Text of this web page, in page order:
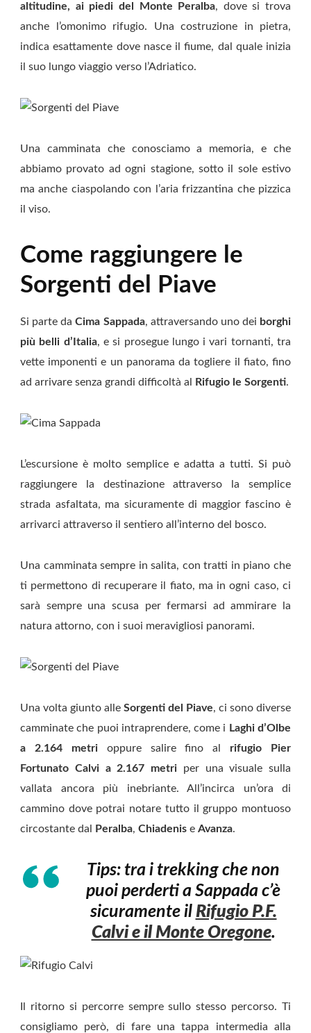
altitudine, ai piedi del Monte Peralba, dove si trova
anche l’omonimo rifugio. Una costruzione in pietra,
indica esattamente dove nasce il fiume, dal quale inizia
il suo lungo viaggio verso l’Adriatico.
Una camminata che conosciamo a memoria, e che
abbiamo provato ad ogni stagione, sotto il sole estivo
ma anche ciaspolando con l’aria frizzantina che pizzica
il viso.
Come raggiungere le
Sorgenti del Piave
Si parte da Cima Sappada, attraversando uno dei borghi
più belli d’Italia, e si prosegue lungo i vari tornanti, tra
vette imponenti e un panorama da togliere il fiato, fino
ad arrivare senza grandi difficoltà al
Rifugio le Sorgenti.
L’escursione è molto semplice e adatta a tutti. Si può
raggiungere la destinazione attraverso la semplice
strada asfaltata, ma sicuramente di maggior fascino è
arrivarci attraverso il sentiero all’interno del bosco.
Una camminata sempre in salita, con tratti in piano che
ti permettono di recuperare il fiato, ma in ogni caso, ci
sarà sempre una scusa per fermarsi ad ammirare la
natura attorno, con i suoi meravigliosi panorami.
Una volta giunto alle Sorgenti del Piave, ci sono diverse
camminate che puoi intraprendere, come i Laghi d’Olbe
a 2.164 metrioppure salire fino al rifugio Pier
Fortunato Calvi a 2.167 metri per una visuale sulla
vallata ancora più inebriante. All’incirca un’ora di
cammino dove potrai notare tutto il gruppo montuoso
circostante dal
Peralba, Chiadenis e Avanza.
Tips: tra i trekking che non
puoi perderti a Sappada c’è
sicuramente il Rifugio P.F.
Calvi e il Monte Oregone.
Il ritorno si percorre sempre sullo stesso percorso. Ti
consigliamo però, di fare una tappa intermedia alla